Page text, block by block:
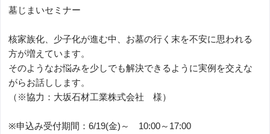
墓じまいセミナー
核家族化、少子化が進む中、お墓の行く末を不安に思われる
方が増えています。
そのようなお悩みを少しでも解決できるように実例を交えな
がらお話しします。
（※協力：大坂石材工業株式会社 様）
※申込み受付期間：6/19(金)～ 10:00～17:00